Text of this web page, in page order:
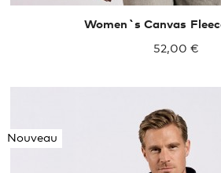
Women`s Canvas
52,00 €
Nouveau